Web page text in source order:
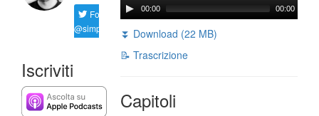
Follow
@simplemal
Iscriviti
00:00 00:00
⏬ Download (22 MB)
📝 Trascrizione
Capitoli